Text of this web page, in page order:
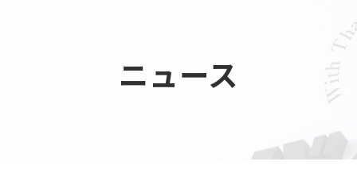
ニュース